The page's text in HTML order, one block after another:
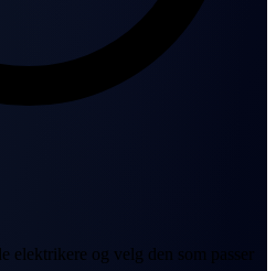
elektrikere og velg den som passer